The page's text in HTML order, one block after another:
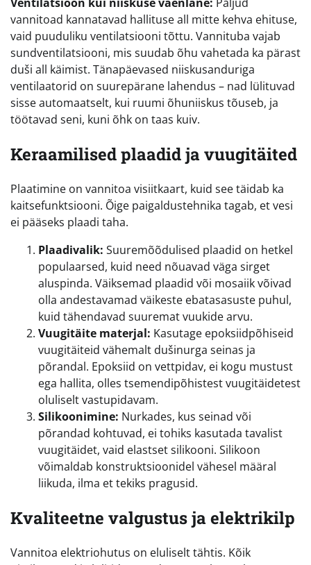
Ventilatsioon kui niiskuse vaenlane: Paljud
vannitoad kannatavad hallituse all mitte kehva ehituse,
vaid puuduliku ventilatsiooni tõttu. Vannituba vajab
sundventilatsiooni, mis suudab õhu vahetada ka pärast
duši all käimist. Tänapäevased niiskusanduriga
ventilaatorid on suurepärane lahendus – nad lülituvad
sisse automaatselt, kui ruumi õhuniiskus tõuseb, ja
töötavad seni, kuni õhk on taas kuiv.
Keraamilised plaadid ja vuugitäited
Plaatimine on vannitoa visiitkaart, kuid see täidab ka
kaitsefunktsiooni. Õige paigaldustehnika tagab, et vesi
ei pääseks plaadi taha.
Plaadivalik: Suuremõõdulised plaadid on hetkel
populaarsed, kuid need nõuavad väga sirget
aluspinda. Väiksemad plaadid või mosaiik võivad
olla andestavamad väikeste ebatasasuste puhul,
kuid tähendavad suuremat vuukide arvu.
Vuugitäite materjal: Kasutage epoksiidpõhiseid
vuugitäiteid vähemalt dušinurga seinas ja
põrandal. Epoksiid on vettpidav, ei kogu mustust
ega hallita, olles tsemendipõhistest vuugitäidetest
oluliselt vastupidavam.
Silikoonimine: Nurkades, kus seinad või
põrandad kohtuvad, ei tohiks kasutada tavalist
vuugitäidet, vaid elastset silikooni. Silikoon
võimaldab konstruktsioonidel vähesel määral
liikuda, ilma et tekiks pragusid.
Kvaliteetne valgustus ja elektrikilp
Vannitoa elektriohutus on eluliselt tähtis. Kõik